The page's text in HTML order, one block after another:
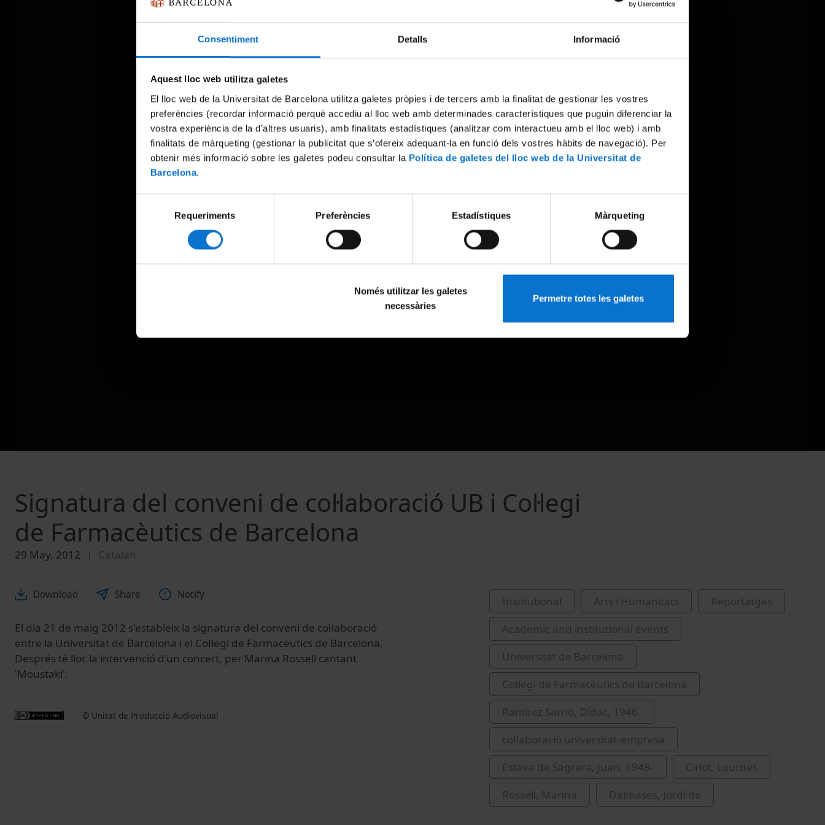
Consentiment Detalls Informació
Aquest lloc web utilitza galetes
El lloc web de la Universitat de Barcelona utilitza galetes pròpies i de tercers amb la finalitat de gestionar les vostres
preferències (recordar informació perquè accediu al lloc web amb determinades característiques que puguin diferenciar la
vostra experiència de la d’altres usuaris), amb finalitats estadístiques (analitzar com interactueu amb el lloc web) i amb
finalitats de màrqueting (gestionar la publicitat que s’ofereix adequant-la en funció dels vostres hàbits de navegació). Per
obtenir més informació sobre les galetes podeu consultar la Política de galetes del lloc web de la Universitat de
Barcelona.
consentiment
Requeriments Preferències Estadístiques Màrqueting
Només utilitzar les galetes
necessàries
Permetre totes les galetes
Try again
Signatura del conveni de col·laboració UB i Col·legi
de Farmacèutics de Barcelona
29 May, 2012 Catalan
Download Share Notify
El dia 21 de maig 2012 s'estableix la signatura del conveni de col·laboració
entre la Universitat de Barcelona i el Col·legi de Farmacèutics de Barcelona.
Després té lloc la intervenció d'un concert, per Marina Rossell cantant
'Moustaki'.
© Unitat de Producció Audiovisual
Institutional Arts i Humanitats
Reportatges
Academic and institutional events
Universitat de Barcelona
Col·legi de Farmacèutics de Barcelona
Ramírez Sarrió, Dídac, 1946-
col·laboració universitat-empresa
Esteva de Sagrera, Juan, 1948-
Cirlot, Lourdes
Rossell, Marina
Dalmases, Jordi de